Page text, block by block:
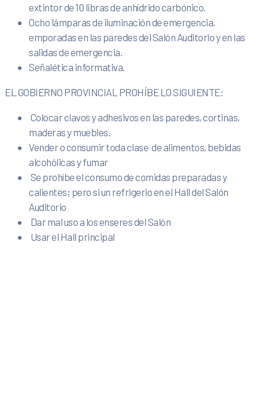
extintor de 10 libras de anhídrido carbónico.
Ocho lámparas de iluminación de emergencia,
emporadas en las paredes del Salón Auditorio y en las
salidas de emergencia.
Señalética informativa.
EL GOBIERNO PROVINCIAL PROHÍBE LO SIGUIENTE:
Colocar clavos y adhesivos en las paredes, cortinas,
maderas y muebles.
Vender o consumir toda clase de alimentos, bebidas
alcohólicas y fumar
Se prohíbe el consumo de comidas preparadas y
calientes; pero si un refrigerio en el Hall del Salón
Auditorio
Dar mal uso a los enseres del Salón
Usar el Hall principal